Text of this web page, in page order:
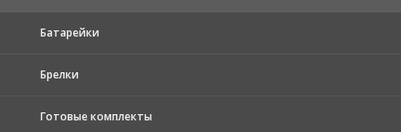
Батарейки
Брелки
Готовые комплекты